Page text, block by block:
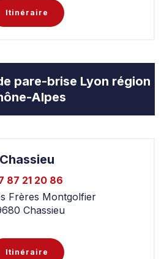
Itinéraire
pare-brise Lyon région
Alpes
Chassieu
87 21 20 86
Frères Montgolfier
Chassieu
Itinéraire